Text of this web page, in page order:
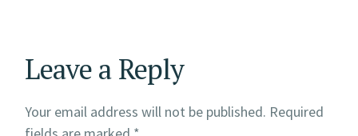
Leave a Reply
Your email address will not be published. Required